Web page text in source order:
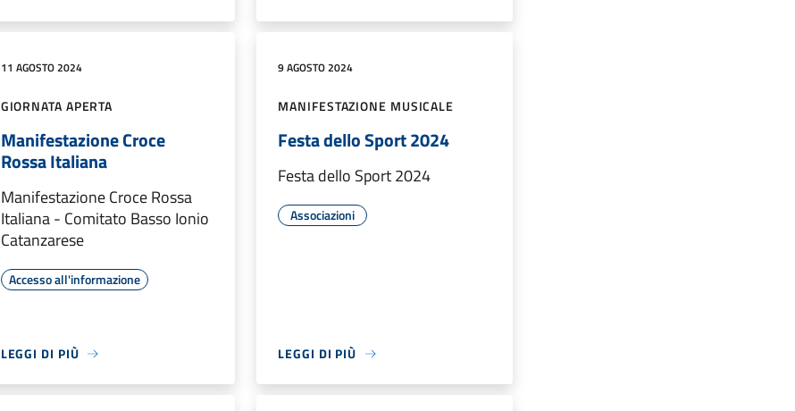
11 AGOSTO 2024
GIORNATA APERTA
Manifestazione Croce
Rossa Italiana
Manifestazione Croce Rossa
Italiana - Comitato Basso Ionio
Catanzarese
Accesso all'informazione
LEGGI DI PIÙ
9 AGOSTO 2024
MANIFESTAZIONE MUSICALE
Festa dello Sport 2024
Festa dello Sport 2024
Associazioni
LEGGI DI PIÙ